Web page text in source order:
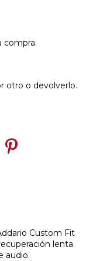
compra.
otro o devolverlo.
Custom Fit
lenta
audio.